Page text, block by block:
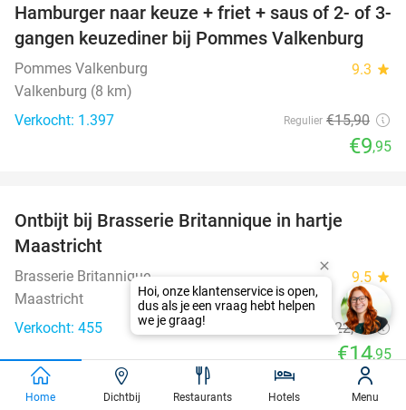
37%
Hamburger naar keuze + friet + saus of 2- of 3-
gangen keuzediner bij Pommes Valkenburg
Pommes Valkenburg 9.3 star
Valkenburg (8 km)
Verkocht: 1.397
Regulier €15,90
€9,95
Ontbijt bij Brasserie Britannique in hartje
Maastricht
Brasserie Britannique 9.5 star
Maastricht
Verkocht: 455
€22,50
€14,95
favorite_border
Home Dichtbij Restaurants Hotels Menu